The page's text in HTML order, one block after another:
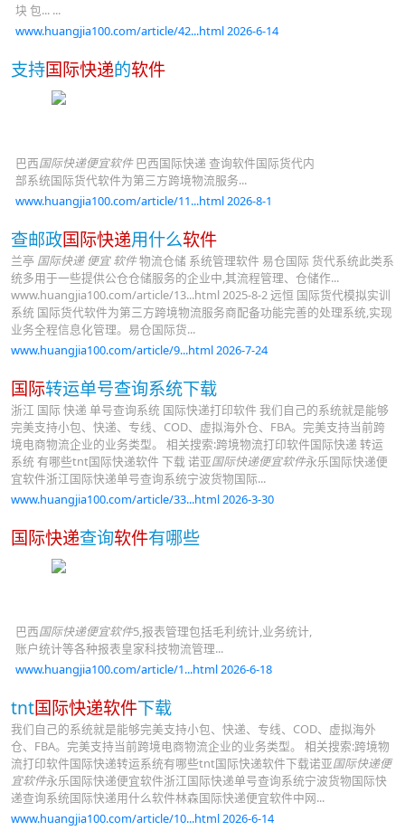
块 包... ...
www.huangjia100.com/article/42...html 2026-6-14
支持国际快递的软件
巴西国际快递便宜软件巴西国际快递 查询软件国际货代内
部系统国际货代软件为第三方跨境物流服务...
www.huangjia100.com/article/11...html 2026-8-1
查邮政国际快递用什么软件
兰亭 国际快递 便宜 软件物流仓储 系统管理软件 易仓国际 货代系统此类系
统多用于一些提供公仓仓储服务的企业中,其流程管理、仓储作...
www.huangjia100.com/article/13...html 2025-8-2 远恒 国际货代模拟实训
系统 国际货代软件为第三方跨境物流服务商配备功能完善的处理系统,实现
业务全程信息化管理。易仓国际货...
www.huangjia100.com/article/9...html 2026-7-24
国际转运单号查询系统下载
浙江 国际 快递 单号查询系统 国际快递打印软件 我们自己的系统就是能够
完美支持小包、快递、专线、COD、虚拟海外仓、FBA。完美支持当前跨
境电商物流企业的业务类型。 相关搜索:跨境物流打印软件国际快递 转运
系统 有哪些tnt国际快递软件 下载 诺亚国际快递便宜软件永乐国际快递便
宜软件浙江国际快递单号查询系统宁波货物国际...
www.huangjia100.com/article/33...html 2026-3-30
国际快递查询软件有哪些
巴西国际快递便宜软件5,报表管理包括毛利统计,业务统计,
账户统计等各种报表皇家科技物流管理...
www.huangjia100.com/article/1...html 2026-6-18
tnt国际快递软件下载
我们自己的系统就是能够完美支持小包、快递、专线、COD、虚拟海外
仓、FBA。完美支持当前跨境电商物流企业的业务类型。 相关搜索:跨境物
流打印软件国际快递转运系统有哪些tnt国际快递软件下载诺亚国际快递便
宜软件永乐国际快递便宜软件浙江国际快递单号查询系统宁波货物国际快
递查询系统国际快递用什么软件林森国际快递便宜软件中网...
www.huangjia100.com/article/10...html 2026-6-14